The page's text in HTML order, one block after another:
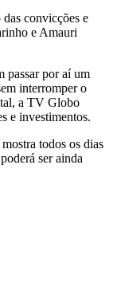
convicções e
e Amauri
passar por aí um
interromper o
a TV Globo
e investimentos.
todos os dias
ser ainda